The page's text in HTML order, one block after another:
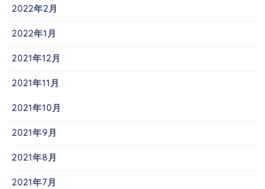
2022年2月
2022年1月
2021年12月
2021年11月
2021年10月
2021年9月
2021年8月
2021年7月